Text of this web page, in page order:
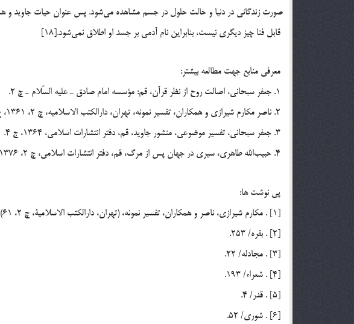
قابل فنا چيز ديگري نيست، بنابراين نام آدمي بر جسد او اطلاق نمي‎شود.[18]
معرفي منابع جهت مطالعه بيشتر:
1. جعفر سبحاني، اصالت روح از نظر قرآن، قم: مؤسسه امام صادق ـ عليه السّلام ـ چ 2.
2. ناصر مكارم شيرازي و همكاران، تفسير نمونه، تهران، دارالكتب الاسلاميه، چ 2، 1361، ج 12.
3. جعفر سبحاني، تفسير موضوعي، منشور جاويد، قم، دفتر انتشارات اسلامي، 1364، ج 4.
4. حبيب‎الله طاهري، سيري در جهان پس از مرگ، قم، دفتر انتشارات اسلامي، چ 2، 1376.
پي نوشت ها:
[1] . مكارم شيرازي، ناصر و همكاران، تفسير نمونه، (تهران، دارالكتب الاسلامية، چ 2، 61) ج 12، ص 250.
[2] . بقره/ 253.
[3] . مجادله/ 22.
[4] . شعراء/ 193.
[5] . قدر/ 4.
[6] . شوري/ 52.